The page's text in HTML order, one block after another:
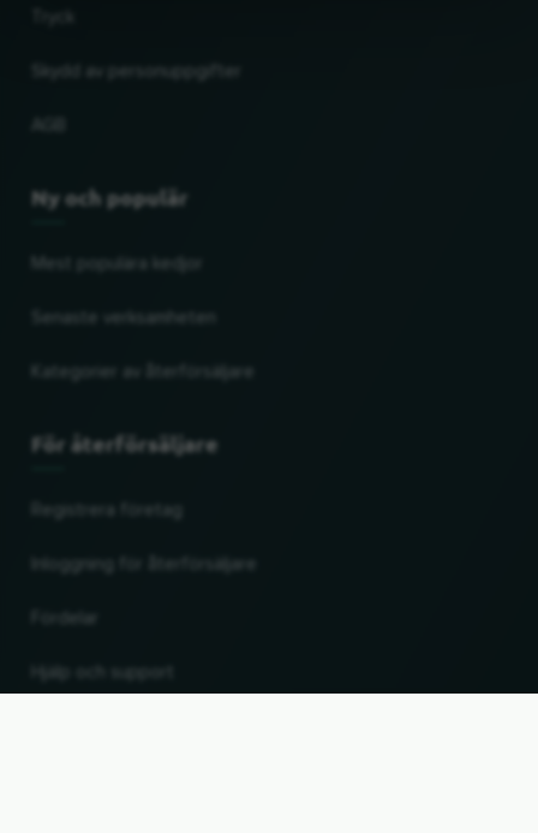
Ny och populär
Senaste verksamheten
Kategorier av återförsäljare
För återförsäljare
Inloggning för återförsäljare
Fördelar